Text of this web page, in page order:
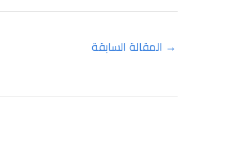
→ المقالة السابقة